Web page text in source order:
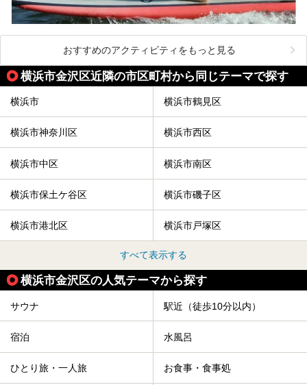
おすすめのアクティビティをもっと見る
横浜市金沢区近隣の市区町村から同じテーマで探す
横浜市 横浜市鶴見区
横浜市神奈川区 横浜市西区
横浜市中区 横浜市南区
横浜市保土ケ谷区 横浜市磯子区
横浜市港北区 横浜市戸塚区
すべて表示する
横浜市金沢区の人気テーマから探す
サウナ 駅近（徒歩10分以内）
宿泊 水風呂
ひとり旅・一人旅 お食事・食事処